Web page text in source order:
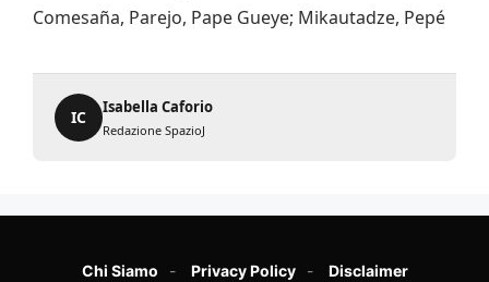
Comesaña, Parejo, Pape Gueye; Mikautadze, Pepé
IC
Isabella Caforio
Redazione SpazioJ
Chi Siamo Privacy Policy Disclaimer